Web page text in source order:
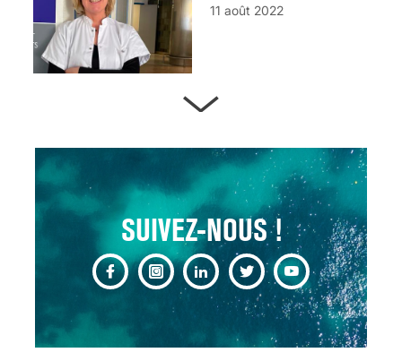
SUIVEZ-NOUS !
11 août 2022
13 août 2024
CHANGEMENT DE SEXE :
DES DEMANDES
TOUJOURS PLUS